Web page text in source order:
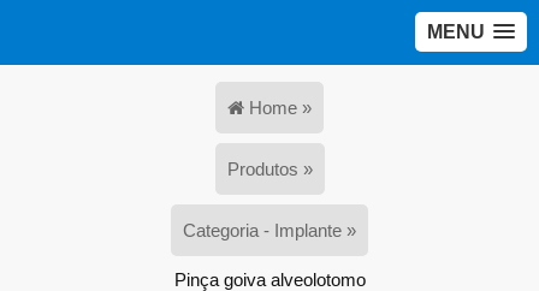
MENU
Home »
Produtos »
Categoria - Implante »
Pinça goiva alveolotomo